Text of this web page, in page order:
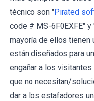
técnico son "Pirated
code # MS-6F0EXFE" y
mayoría de ellos tienen
están diseñados para
engañar a los
que no necesitan/
dar a los estafadores